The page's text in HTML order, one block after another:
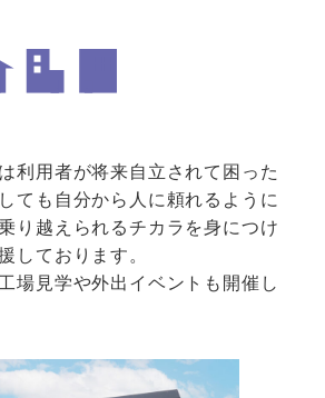
利用者が将来自立されて困った
ても自分から人に頼れるように
り越えられるチカラを身につけ
しております。
場見学や外出イベントも開催し